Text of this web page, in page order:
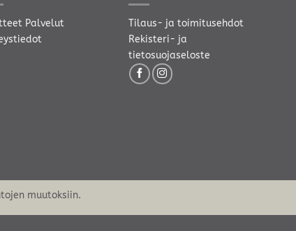
Palvelut
Tilaus- ja toimitusehdot
Rekisteri- ja
tietosuojaseloste
muutoksiin.